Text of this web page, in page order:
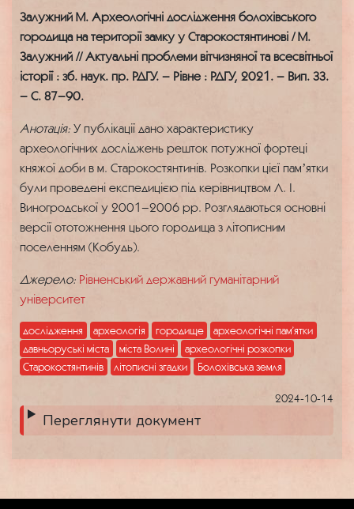
Залужний М. Археологічні дослідження болохівського
городища на території замку у Старокостянтинові / М.
Залужний // Актуальні проблеми вітчизняної та всесвітньої
історії : зб. наук. пр. РДГУ. – Рівне : РДГУ, 2021. – Вип. 33.
– С. 87–90.
Анотація: У публікації дано характеристику
археологічних досліджень решток потужної фортеці
княжої доби в м. Старокостянтинів. Розкопки цієї памʼятки
були проведені експедицією під керівництвом Л. І.
Виногродської у 2001–2006 рр. Розглядаються основні
версії ототожнення цього городища з літописним
поселенням (Кобудь).
Джерело: Рівненський державний гуманітарний
університет
дослідження археологія городище
археологічні пам’ятки
давньоруські міста
міста Волині
археологічні розкопки
Старокостянтинів
літописні згадки Болохівська земля
2024-10-14
Переглянути документ